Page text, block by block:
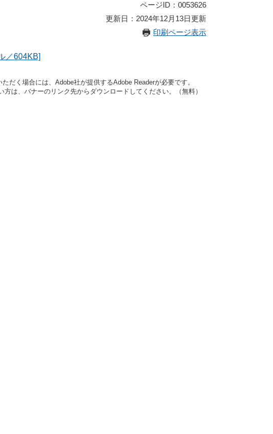
ページID：0053626
更新日：2024年12月13日更新
印刷ページ表示
／604KB]
だく場合には、Adobe社が提供するAdobe Readerが必要です。
方は、バナーのリンク先からダウンロードしてください。（無料）